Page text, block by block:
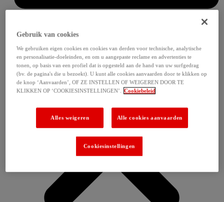
Gebruik van cookies
We gebruiken eigen cookies en cookies van derden voor technische, analytische
en personalisatie-doeleinden, en om u aangepaste reclame en advertenties te
tonen, op basis van een profiel dat is opgesteld aan de hand van uw surfgedrag
(bv. de pagina's die u bezoekt). U kunt alle cookies aanvaarden door te klikken op
de knop ‘Aanvaarden’, OF ZE INSTELLEN OF WEIGEREN DOOR TE
KLIKKEN OP ‘COOKIESINSTELLINGEN’. Cookiebeleid
Alles weigeren Alle cookies aanvaarden
Cookiesinstellingen